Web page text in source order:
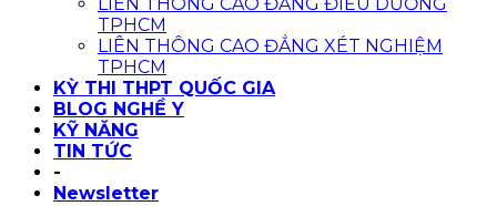
LIÊN THÔNG CAO ĐẲNG ĐIỀU DƯỠNG
TPHCM
LIÊN THÔNG CAO ĐẲNG XÉT NGHIỆM
TPHCM
KỲ THI THPT QUỐC GIA
BLOG NGHỀ Y
KỸ NĂNG
TIN TỨC
-
Newsletter